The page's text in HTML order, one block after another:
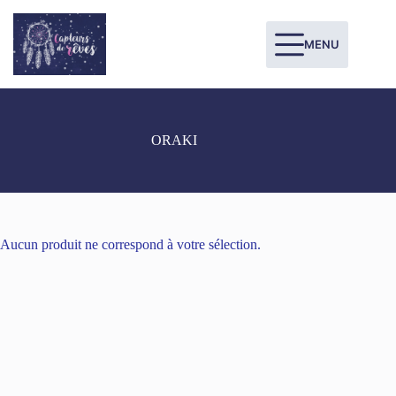
MENU
ORAKI
Aucun produit ne correspond à votre sélection.